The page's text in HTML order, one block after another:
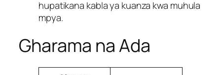
hupatikana kabla ya kuanza kwa muhula
mpya.
Gharama na Ada